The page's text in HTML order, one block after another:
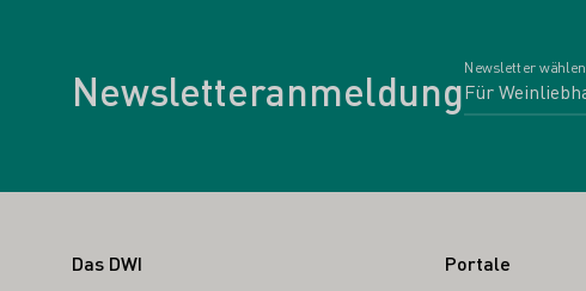
Newsletteranmeldung
Newsletter wählen
Fußbereich
Das DWI
Portale